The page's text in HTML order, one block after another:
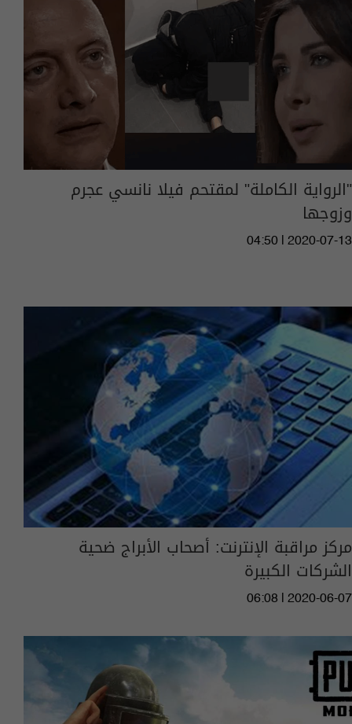
"الرواية الكاملة" لمقتحم فيلا نانسي عجرم
وزوجها
04:50 | 2020-07-13
مركز مراقبة الإنترنت: أصحاب الأبراج ضحية
الشركات الكبيرة
06:08 | 2020-06-07